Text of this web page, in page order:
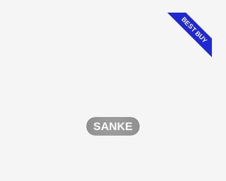
SANKE
BEST BUY